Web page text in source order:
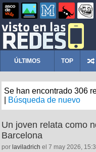
ÚLTIMOS TOP
Se han encontrado 306
Búsqueda de nuevo
Un joven relata como
Barcelona
por laviladrich el 7 may 2026,